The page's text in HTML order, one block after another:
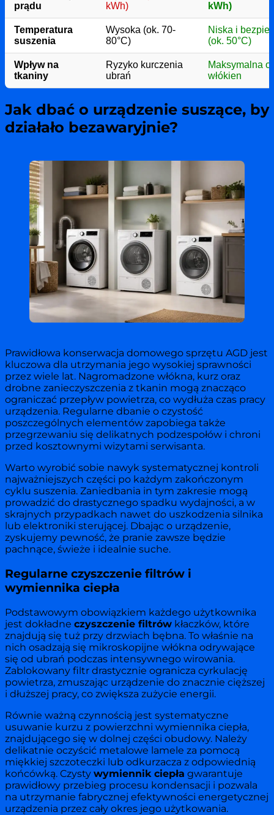
prądu
kWh)
kWh)
Temperatura
suszenia
Wysoka (ok. 70-
80°C)
Niska i
(ok. 50°C)
Wpływ na
tkaniny
Ryzyko kurczenia
ubrań
Maksymalna
włókien
Jak dbać o urządzenie suszące, by
działało bezawaryjnie?
Prawidłowa konserwacja domowego sprzętu AGD jest
kluczowa dla utrzymania jego wysokiej sprawności
przez wiele lat. Nagromadzone włókna, kurz oraz
drobne zanieczyszczenia z tkanin mogą znacząco
ograniczać przepływ powietrza, co wydłuża czas pracy
urządzenia. Regularne dbanie o czystość
poszczególnych elementów zapobiega także
przegrzewaniu się delikatnych podzespołów i chroni
przed kosztownymi wizytami serwisanta.
Warto wyrobić sobie nawyk systematycznej kontroli
najważniejszych części po każdym zakończonym
cyklu suszenia. Zaniedbania in tym zakresie mogą
prowadzić do drastycznego spadku wydajności, a w
skrajnych przypadkach nawet do uszkodzenia silnika
lub elektroniki sterującej. Dbając o urządzenie,
zyskujemy pewność, że pranie zawsze będzie
pachnące, świeże i idealnie suche.
Regularne czyszczenie filtrów i
wymiennika ciepła
Podstawowym obowiązkiem każdego użytkownika
jest dokładne czyszczenie filtrów kłaczków, które
znajdują się tuż przy drzwiach bębna. To właśnie na
nich osadzają się mikroskopijne włókna odrywające
się od ubrań podczas intensywnego wirowania.
Zablokowany filtr drastycznie ogranicza cyrkulację
powietrza, zmuszając urządzenie do znacznie cięższej
i dłuższej pracy, co zwiększa zużycie energii.
Równie ważną czynnością jest systematyczne
usuwanie kurzu z powierzchni wymiennika ciepła,
znajdującego się w dolnej części obudowy. Należy
delikatnie oczyścić metalowe lamele za pomocą
miękkiej szczoteczki lub odkurzacza z odpowiednią
końcówką. Czysty wymiennik ciepła gwarantuje
prawidłowy przebieg procesu kondensacji i pozwala
na utrzymanie fabrycznej efektywności energetycznej
urządzenia przez cały okres jego użytkowania.